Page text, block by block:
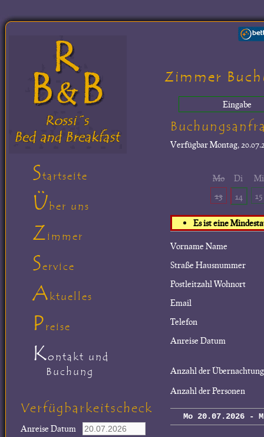
Zimmer
Eingabe
VerfügbarMontag,
Mo
13
Di
14
Mi
15
Es ist eine
Vorname Name
Straße Hausnummer
Postleitzahl Wohnort
Email
Telefon
Anreise Datum
Anzahl der
Anzahl der Personen
Mo 20.07.2026 -
Startseite
Über uns
Zimmer
Service
Aktuelles
Preise
Kontakt und
Buchung
Verfügbarkeitscheck
Anreise Datum